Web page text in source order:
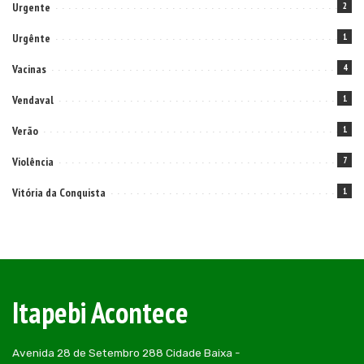
Urgente 2
Urgênte 1
Vacinas 4
Vendaval 1
Verão 1
Violência 7
Vitória da Conquista 1
Itapebi Acontece
Avenida 28 de Setembro 288 Cidade Baixa -